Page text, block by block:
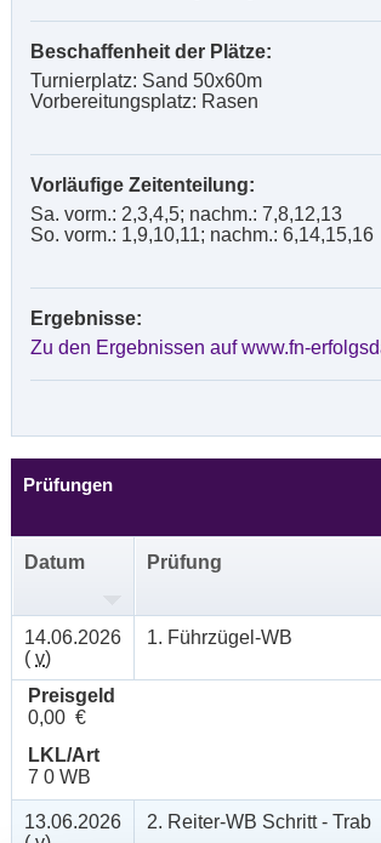
Beschaffenheit der Plätze:
Turnierplatz: Sand 50x60m
Vorbereitungsplatz: Rasen
Vorläufige Zeitenteilung:
Sa. vorm.: 2,3,4,5; nachm.: 7,8,12,13
So. vorm.: 1,9,10,11; nachm.: 6,14,15,16
Ergebnisse:
Zu den Ergebnissen auf www.fn-
Prüfungen
Datum Prüfung
14.06.2026
( v)
1. Führzügel-WB
Preisgeld
0,00 €
LKL/Art
7 0 WB
13.06.2026
2. Reiter-WB Schritt - Trab